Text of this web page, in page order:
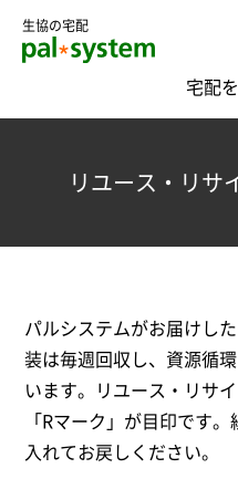
生協の宅配
宅配
リユース・リサ
パルシステムがお届けし
装は毎週回収し、資源循
います。リユース・リサ
「Rマーク」が目印です
入れてお戻しください。